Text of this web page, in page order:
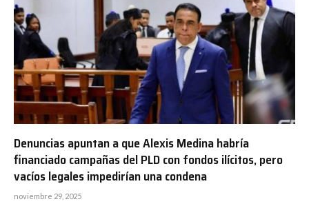
Denuncias apuntan a que Alexis Medina habría
financiado campañas del PLD con fondos ilícitos, pero
vacíos legales impedirían una condena
noviembre 29, 2025